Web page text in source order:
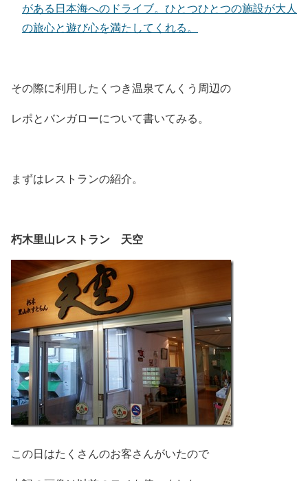
がある日本海へのドライブ。ひとつひとつの施設が大人
の旅心と遊び心を満たしてくれる。
その際に利用したくつき温泉てんくう周辺の
レポとバンガローについて書いてみる。
まずはレストランの紹介。
朽木里山レストラン 天空
この日はたくさんのお客さんがいたので